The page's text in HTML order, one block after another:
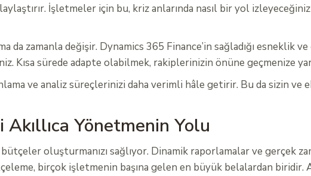
İşletmeler için bu, kriz anlarında nasıl bir yol
da zamanla değişir. Dynamics 365 Finance’in sağladığı esneklik
Kısa sürede adapte olabilmek, rakiplerinizin önüne geçmenize
ve analiz süreçlerinizi daha verimli hâle getirir. Bu da sizin ve
Yönetmenin Yolu
oluşturmanızı sağlıyor. Dinamik raporlamalar ve gerçek
birçok işletmenin başına gelen en büyük belalardan biridir.